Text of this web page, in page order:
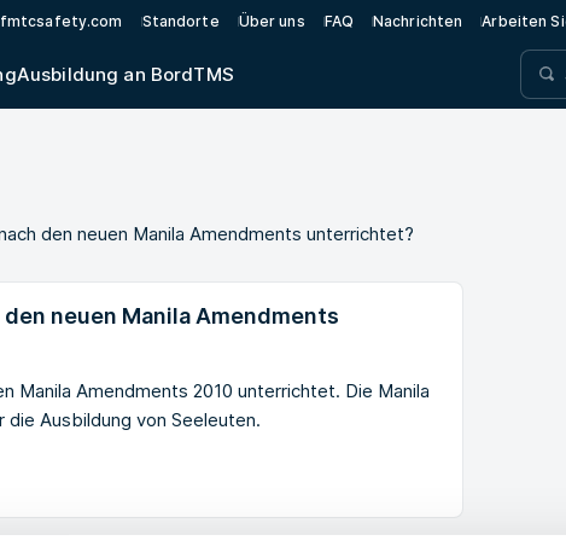
Standorte Über uns FAQ Nachrichten Arbeiten
Ausbildung an BordTMS
den neuen Manila Amendments unterrichtet?
neuen Manila Amendments
Manila Amendments 2010 unterrichtet. Die Manila
Ausbildung von Seeleuten.